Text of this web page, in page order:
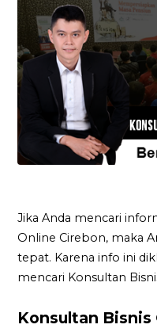
Jika Anda mencari
Online Cirebon, maka
tepat. Karena info ini
mencari Konsultan
Konsultan Bisnis